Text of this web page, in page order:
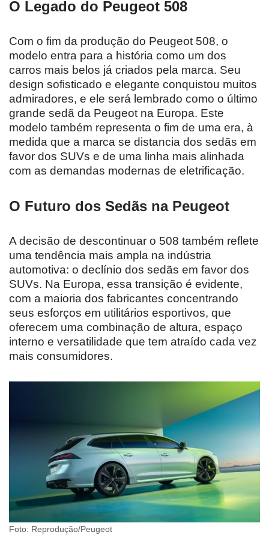
O Legado do Peugeot 508
Com o fim da produção do Peugeot 508, o
modelo entra para a história como um dos
carros mais belos já criados pela marca. Seu
design sofisticado e elegante conquistou muitos
admiradores, e ele será lembrado como o último
grande sedã da Peugeot na Europa. Este
modelo também representa o fim de uma era, à
medida que a marca se distancia dos sedãs em
favor dos SUVs e de uma linha mais alinhada
com as demandas modernas de eletrificação.
O Futuro dos Sedãs na Peugeot
A decisão de descontinuar o 508 também reflete
uma tendência mais ampla na indústria
automotiva: o declínio dos sedãs em favor dos
SUVs. Na Europa, essa transição é evidente,
com a maioria dos fabricantes concentrando
seus esforços em utilitários esportivos, que
oferecem uma combinação de altura, espaço
interno e versatilidade que tem atraído cada vez
mais consumidores.
Foto: Reprodução/Peugeot